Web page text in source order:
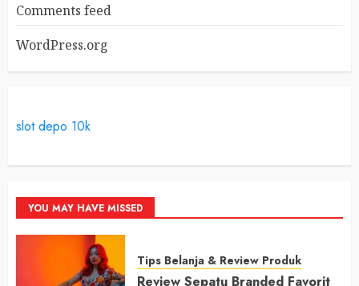
Comments feed
WordPress.org
slot depo 10k
YOU MAY HAVE MISSED
Tips Belanja & Review Produk
Review Sepatu Branded Favorit